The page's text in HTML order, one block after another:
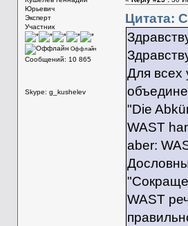
Юрьевич
Эксперт
Участник
Оффлайн
Сообщений: 10 865
Skype: g_kushelev
Цитата:
Для всех
"Die
WAST
aber:
WAST